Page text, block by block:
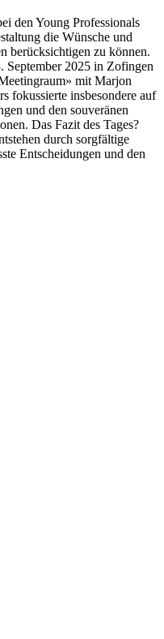
den Young Professionals
die Wünsche und
berücksichtigen zu können.
September 2025 in Zofingen
mit Marjon
fokussierte insbesondere auf
und den souveränen
Das Fazit des Tages?
durch sorgfältige
Entscheidungen und den